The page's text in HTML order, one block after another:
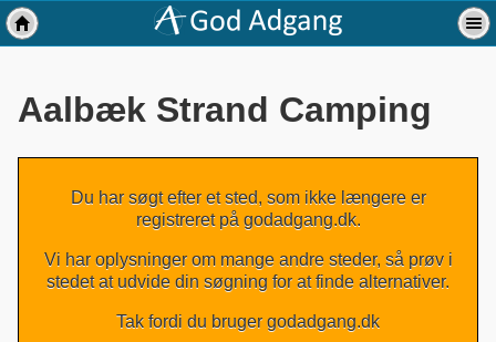
Aalbæk Strand Camping
Du har søgt efter et sted, som ikke længere er
registreret på godadgang.dk.
Vi har oplysninger om mange andre steder, så prøv i
stedet at udvide din søgning for at finde alternativer.
Tak fordi du bruger godadgang.dk